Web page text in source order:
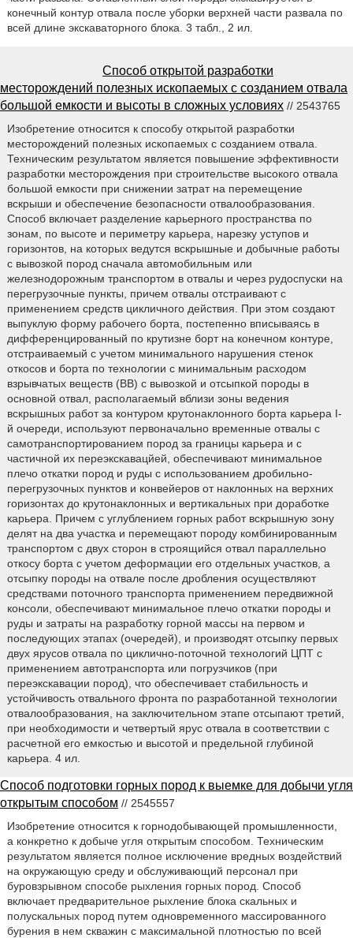
конечный контур отвала после уборки верхней части развала по
всей длине экскаваторного блока. 3 табл., 2 ил.
Способ открытой разработки
месторождений полезных ископаемых с созданием отвала
большой емкости и высоты в сложных условиях // 2543765
Изобретение относится к способу открытой разработки
месторождений полезных ископаемых с созданием отвала.
Техническим результатом является повышение эффективности
разработки месторождения при строительстве высокого отвала
большой емкости при снижении затрат на перемещение
вскрыши и обеспечение безопасности отвалообразования.
Способ включает разделение карьерного пространства по
зонам, по высоте и периметру карьера, нарезку уступов и
горизонтов, на которых ведутся вскрышные и добычные работы
с вывозкой пород сначала автомобильным или
железнодорожным транспортом в отвалы и через рудоспуски на
перегрузочные пункты, причем отвалы отстраивают с
применением средств цикличного действия. При этом создают
выпуклую форму рабочего борта, постепенно вписываясь в
дифференцированный по крутизне борт на конечном контуре,
отстраиваемый с учетом минимального нарушения стенок
откосов и борта по технологии с минимальным расходом
взрывчатых веществ (ВВ) с вывозкой и отсыпкой породы в
основной отвал, располагаемый вблизи зоны ведения
вскрышных работ за контуром крутонаклонного борта карьера I-
й очереди, используют первоначально временные отвалы с
самотранспортированием пород за границы карьера и с
частичной их переэкскавацйей, обеспечивают минимальное
плечо откатки пород и руды с использованием дробильно-
перегрузочных пунктов и конвейеров от наклонных на верхних
горизонтах до крутонаклонных и вертикальных при доработке
карьера. Причем с углублением горных работ вскрышную зону
делят на два участка и перемещают породу комбинированным
транспортом с двух сторон в строящийся отвал параллельно
откосу борта с учетом деформации его отдельных участков, а
отсыпку породы на отвале после дробления осуществляют
средствами поточного транспорта применением передвижной
консоли, обеспечивают минимальное плечо откатки породы и
руды и затраты на разработку горной массы на первом и
последующих этапах (очередей), и производят отсыпку первых
двух ярусов отвала по циклично-поточной технологий ЦПТ с
применением автотранспорта или погрузчиков (при
переэкскавации пород), что обеспечивает стабильность и
устойчивость отвального фронта по разработанной технологии
отвалообразования, на заключительном этапе отсыпают третий,
при необходимости и четвертый ярус отвала в соответствии с
расчетной его емкостью и высотой и предельной глубиной
карьера. 4 ил.
Способ подготовки горных пород к выемке для добычи угля
открытым способом // 2545557
Изобретение относится к горнодобывающей промышленности,
а конкретно к добыче угля открытым способом. Техническим
результатом является полное исключение вредных воздействий
на окружающую среду и обслуживающий персонал при
буровзрывном способе рыхления горных пород. Способ
включает предварительное рыхление блока скальных и
полускальных пород путем одновременного массированного
бурения в нем скважин с максимальной плотностью по всей